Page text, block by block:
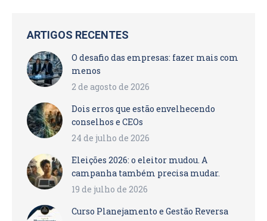
ARTIGOS RECENTES
O desafio das empresas: fazer mais com
menos
2 de agosto de 2026
Dois erros que estão envelhecendo
conselhos e CEOs
24 de julho de 2026
Eleições 2026: o eleitor mudou. A
campanha também precisa mudar.
19 de julho de 2026
Curso Planejamento e Gestão Reversa